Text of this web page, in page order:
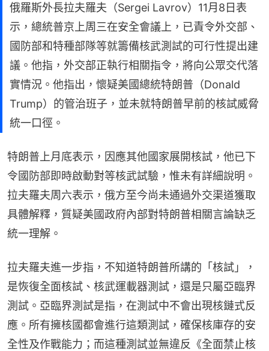
俄羅斯外長拉夫羅夫（Sergei Lavrov）11月8日表
示，總統普京上周三在安全會議上，已責令外交部、
國防部和特種部隊等就籌備核武測試的可行性提出建
議。他指，外交部正執行相關指令，將向公眾交代落
實情況。他指出，懷疑美國總統特朗普（Donald
Trump）的管治班子，並未就特朗普早前的核試威脅
統一口徑。
特朗普上月底表示，因應其他國家展開核試，他已下
令國防部即時啟動對等核武試驗，惟未有詳細說明。
拉夫羅夫周六表示，俄方至今尚未通過外交渠道獲取
具體解釋，質疑美國政府內部對特朗普相關言論缺乏
統一理解。
拉夫羅夫進一步指，不知道特朗普所講的「核試」，
是恢復全面核試、核武運載器測試，還是只屬亞臨界
測試。亞臨界測試是指，在測試中不會出現核鏈式反
應。所有擁核國都會進行這類測試，確保核庫存的安
全性及作戰能力；而這種測試並無違反《全面禁止核